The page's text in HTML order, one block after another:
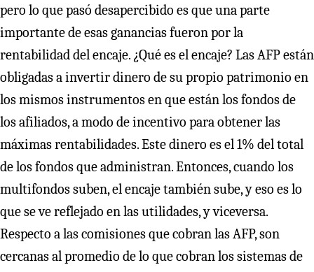
pero lo que pasó desapercibido es que una parte
importante de esas ganancias fueron por la
rentabilidad del encaje. ¿Qué es el encaje? Las AFP están
obligadas a invertir dinero de su propio patrimonio en
los mismos instrumentos en que están los fondos de
los afiliados, a modo de incentivo para obtener las
máximas rentabilidades. Este dinero es el 1% del total
de los fondos que administran. Entonces, cuando los
multifondos suben, el encaje también sube, y eso es lo
que se ve reflejado en las utilidades, y viceversa.
Respecto a las comisiones que cobran las AFP, son
cercanas al promedio de lo que cobran los sistemas de